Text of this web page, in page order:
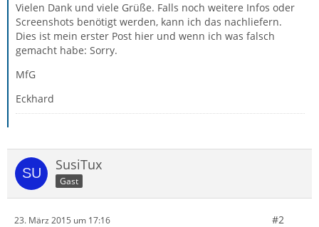
Vielen Dank und viele Grüße. Falls noch weitere Infos oder
Screenshots benötigt werden, kann ich das nachliefern.
Dies ist mein erster Post hier und wenn ich was falsch
gemacht habe: Sorry.
MfG
Eckhard
SusiTux
Gast
23. März 2015 um 17:16 #2